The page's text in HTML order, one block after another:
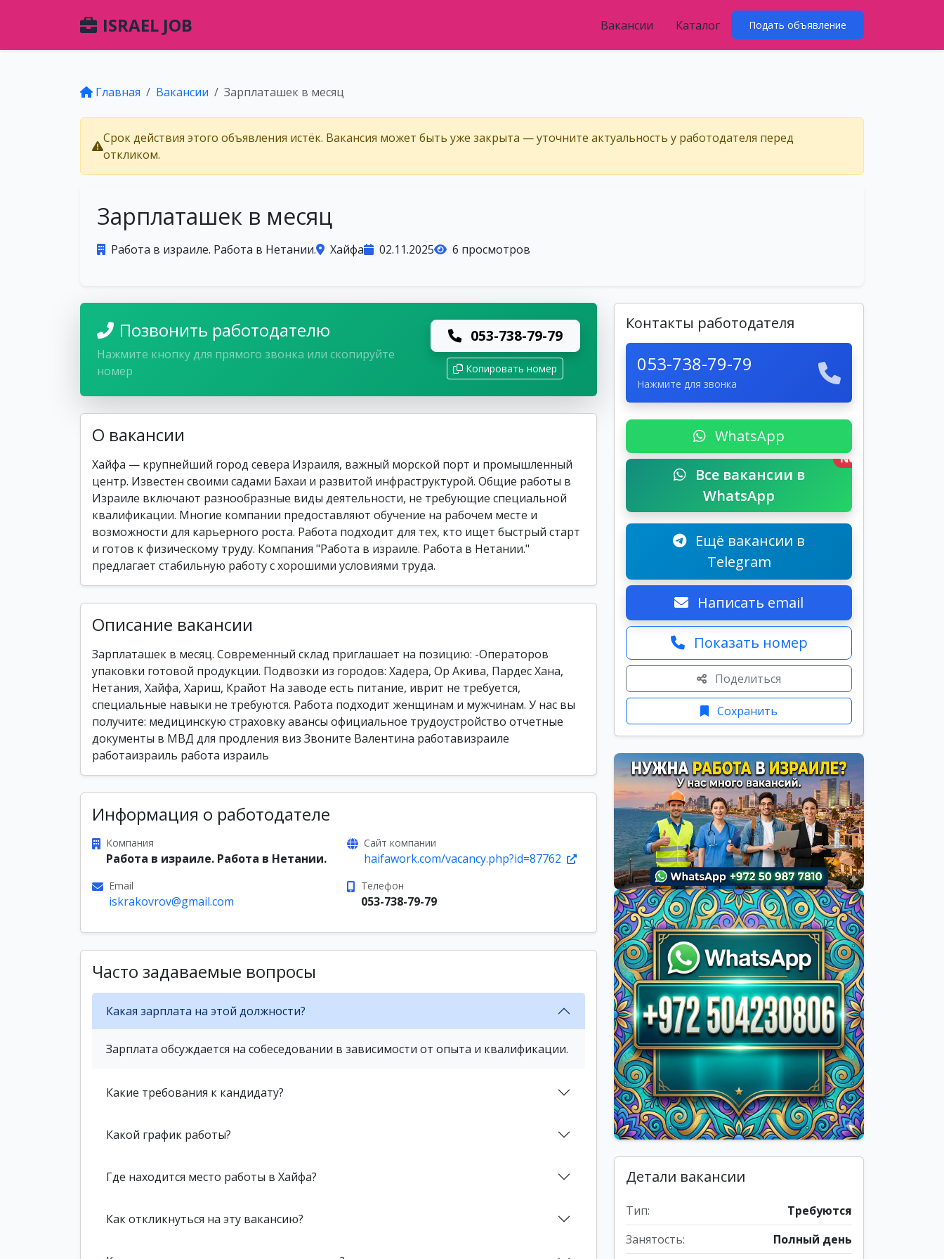
ISRAEL JOB Вакансии Каталог Подать объявление
Главная Вакансии Зарплаташек в месяц
Срок действия этого объявления истёк. Вакансия может быть уже закрыта — уточните актуальность у работодателя перед
откликом.
Зарплаташек в месяц
Работа в израиле. Работа в Нетании. Хайфа 02.11.2025 6 просмотров
Позвонить работодателю
Нажмите кнопку для прямого звонка или скопируйте
номер
053-738-79-79
Копировать номер
О вакансии
Хайфа — крупнейший город севера Израиля, важный морской порт и промышленный
центр. Известен своими садами Бахаи и развитой инфраструктурой. Общие работы в
Израиле включают разнообразные виды деятельности, не требующие специальной
квалификации. Многие компании предоставляют обучение на рабочем месте и
возможности для карьерного роста. Работа подходит для тех, кто ищет быстрый старт
и готов к физическому труду. Компания "Работа в израиле. Работа в Нетании."
предлагает стабильную работу с хорошими условиями труда.
Описание вакансии
Зарплаташек в месяц. Современный склад приглашает на позицию: -Операторов
упаковки готовой продукции. Подвозки из городов: Хадера, Ор Акива, Пардес Хана,
Нетания, Хайфа, Хариш, Крайот На заводе есть питание, иврит не требуется,
специальные навыки не требуются. Работа подходит женщинам и мужчинам. У нас вы
получите: медицинскую страховку авансы официальное трудоустройство отчетные
документы в МВД для продления виз Звоните Валентина работавизраиле
работаизраиль работа израиль
Информация о работодателе
Компания
Работа в израиле. Работа в Нетании.
Сайт компании
haifawork.com/vacancy.php?id=87762
Email
iskrakovrov@gmail.com
Телефон
053-738-79-79
Часто задаваемые вопросы
Какая зарплата на этой должности?
Зарплата обсуждается на собеседовании в зависимости от опыта и квалификации.
Какие требования к кандидату?
Какой график работы?
Где находится место работы в Хайфа?
Как откликнуться на эту вакансию?
Контакты работодателя
053-738-79-79
Нажмите для звонка
WhatsApp
Все вакансии в
WhatsApp
New
Ещё вакансии в
Telegram
Написать email
Показать номер
Поделиться
Сохранить
Детали вакансии
Тип:
Требуются
Занятость:
Полный день